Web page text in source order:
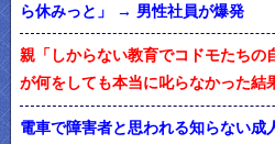
ら休みっと」 → 男性社員が爆発
親「しからない教育でコドモたち
が何をしても本当に叱らなかった結
電車で障害者と思われる知らない成